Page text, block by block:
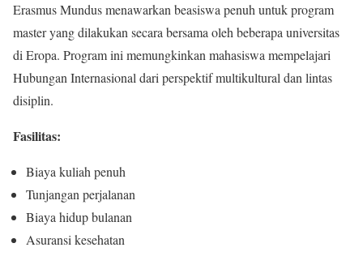
Erasmus Mundus menawarkan beasiswa penuh untuk program
master yang dilakukan secara bersama oleh beberapa universitas
di Eropa. Program ini memungkinkan mahasiswa mempelajari
Hubungan Internasional dari perspektif multikultural dan lintas
disiplin.
Fasilitas:
Biaya kuliah penuh
Tunjangan perjalanan
Biaya hidup bulanan
Asuransi kesehatan